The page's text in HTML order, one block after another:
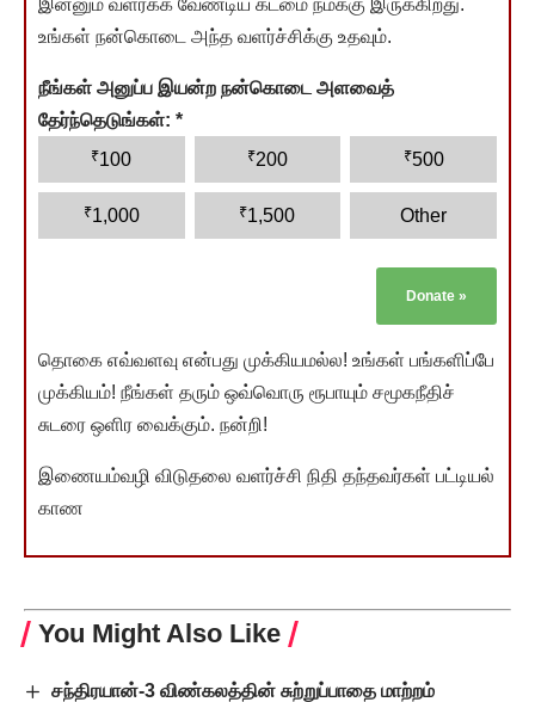
உங்கள் நன்கொடை அந்த வளர்ச்சிக்கு உதவும்.
நீங்கள் அனுப்ப இயன்ற நன்கொடை அளவைத்
தேர்ந்தெடுங்கள்: *
₹100 ₹200 ₹500
₹1,000 ₹1,500 Other
Donate »
தொகை எவ்வளவு என்பது முக்கியமல்ல! உங்கள் பங்களிப்பே
முக்கியம்! நீங்கள் தரும் ஒவ்வொரு ரூபாயும் சமூகநீதிச்
சுடரை ஒளிர வைக்கும். நன்றி!
இணையம்வழி விடுதலை வளர்ச்சி நிதி தந்தவர்கள் பட்டியல்
காண
You Might Also Like
சந்திரயான்-3 விண்கலத்தின் சுற்றுப்பாதை மாற்றம்